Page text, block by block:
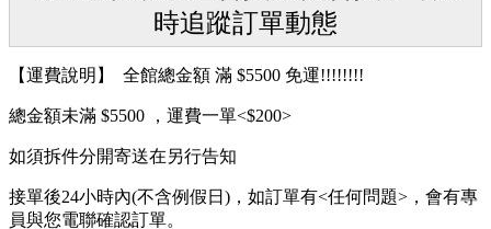
時追蹤訂單動態
【運費說明】 全館總金額 滿 $5500 免運!!!!!!!!
總金額未滿 $5500 ，運費一單<$200>
如須拆件分開寄送在另行告知
接單後24小時內(不含例假日)，如訂單有<任何問題>，會有專
員與您電聯確認訂單。